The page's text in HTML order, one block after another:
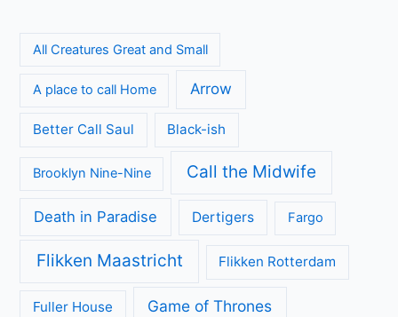
All Creatures Great and Small
A place to call Home Arrow
Better Call Saul Black-ish
Brooklyn Nine-Nine Call the Midwife
Death in Paradise Dertigers Fargo
Flikken Maastricht Flikken Rotterdam
Fuller House Game of Thrones